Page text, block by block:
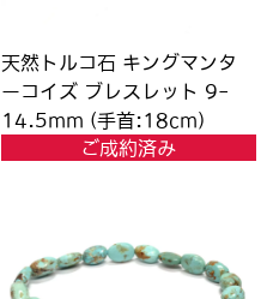
天然トルコ石 キングマンタ
ーコイズ ブレスレット 9-
14.5mm (手首:18cm)
ご成約済み